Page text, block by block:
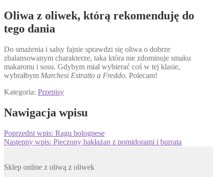
Oliwa z oliwek, którą rekomenduję do
tego dania
Do smażenia i salsy fajnie sprawdzi się oliwa o dobrze
zbalansowanym charakterze, taka która nie zdominuje smaku
makaronu i sosu. Gdybym miał wybierać coś w tej klasie,
wybrałbym Marchesi Estratto a Freddo. Polecam!
Kategoria: Przepisy
Nawigacja wpisu
Poprzedni wpis: Ragu bolognese
Następny wpis: Pieczony bakłażan z pomidorami i burratą
Sklep online z oliwą z oliwek